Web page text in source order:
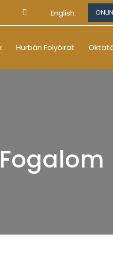
English
Hurbán Folyóirat